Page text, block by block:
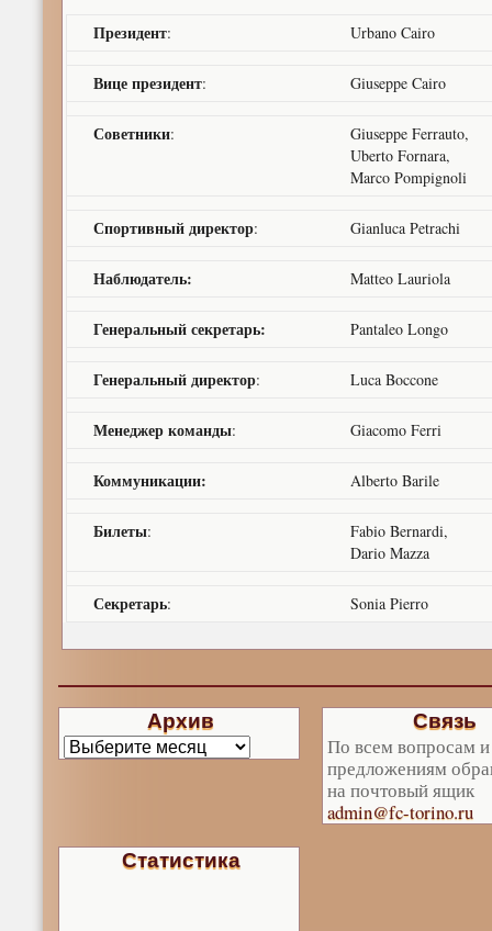
Президент: Urbano Cairo
Вице президент: Giuseppe Cairo
Советники:
Giuseppe Ferrauto,
Uberto Fornara,
Marco Pompignoli
Спортивный директор: Gianluca Petrachi
Наблюдатель: Matteo Lauriola
Генеральный секретарь: Pantaleo Longo
Генеральный директор: Luca Boccone
Менеджер команды: Giacomo Ferri
Коммуникации: Alberto Barile
Билеты:
Fabio Bernardi,
Dario Mazza
Секретарь: Sonia Pierro
Архив Связь
По всем вопросам и
предложениям
на почтовый ящик
admin@fc-torino.ru
Статистика